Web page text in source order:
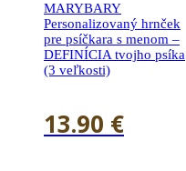
MARYBARY
Personalizovaný hrnček
pre psíčkara s menom –
DEFINÍCIA tvojho psíka
(3 veľkosti)
13.90 €